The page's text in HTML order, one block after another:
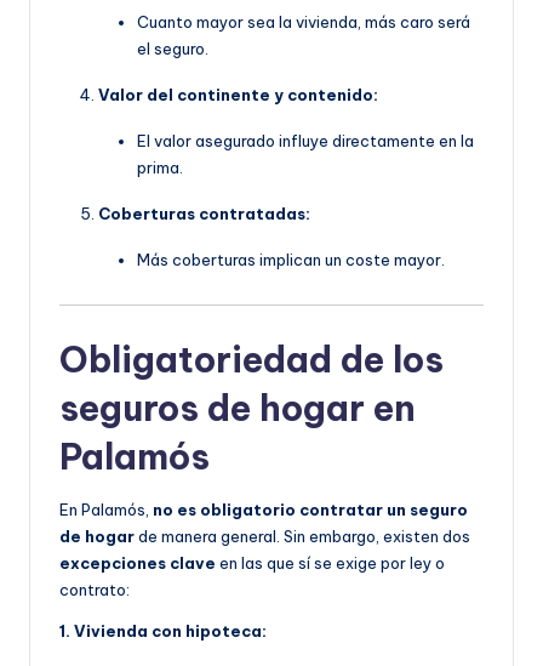
Cuanto mayor sea la vivienda, más caro será
el seguro.
Valor del continente y contenido:
El valor asegurado influye directamente en la
prima.
Coberturas contratadas:
Más coberturas implican un coste mayor.
Obligatoriedad de los
seguros de hogar en
Palamós
En Palamós, no es obligatorio contratar un seguro
de hogarde manera general. Sin embargo, existen dos
excepciones clave en las que sí se exige por ley o
contrato:
1. Vivienda con hipoteca: